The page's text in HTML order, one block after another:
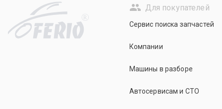
R
Для покупателей
Сервис поиска запчастей
Компании
Машины в разборе
Автосервисам и СТО